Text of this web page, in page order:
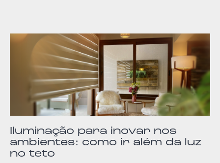
Iluminação para inovar nos
ambientes: como ir além da luz
no teto